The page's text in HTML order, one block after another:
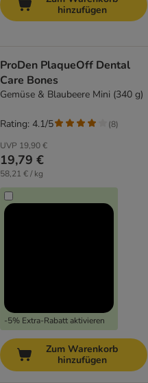
hinzufügen
ProDen PlaqueOff Dental
Care Bones
Gemüse & Blaubeere Mini (340 g)
UVP 19,90 €
19,79 €
58,21 € / kg
-5% Extra-Rabatt aktivieren
Rating: 4.1/5 (8)
Zum Warenkorb
hinzufügen